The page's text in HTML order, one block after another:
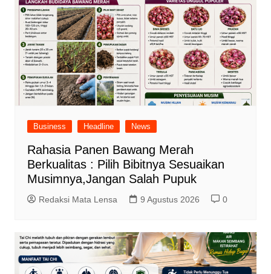
Business Headline News
Rahasia Panen Bawang Merah
Berkualitas : Pilih Bibitnya Sesuaikan
Musimnya,Jangan Salah Pupuk
Redaksi Mata Lensa 9 Agustus 2026 0